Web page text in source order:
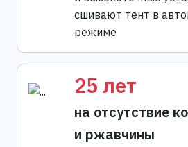
сшивают тент в
режиме
25 лет
на отсутствие
и ржавчины